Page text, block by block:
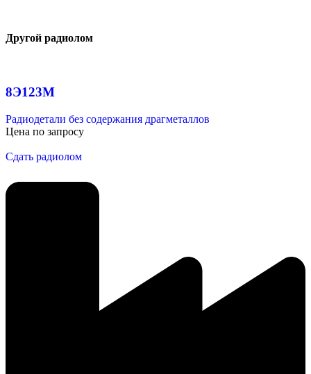
Другой радиолом
8Э123М
Радиодетали без содержания драгметаллов
Цена по запросу
Сдать радиолом